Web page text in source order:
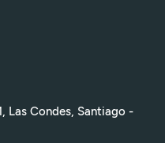
Las Condes, Santiago -